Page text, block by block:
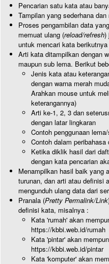
Pencarian satu kata atau
Tampilan yang sederhana
Proses pengambilan data
memuat ulang (reload/refresh)
untuk mencari kata berikutnya
Arti kata ditampilkan dengan
maupun sub lema. Berikut
Jenis kata atau
dengan warna merah
Arahkan mouse untuk
keterangannya)
Arti ke-1, 2, 3 dan
dengan latar lingkaran
Contoh penggunaan
Contoh dalam
Ketika diklik hasil dari
dengan kata pencarian
Menampilkan hasil baik yang
turunan, dan arti atau definisi
mengunduh ulang data dari
Pranala (Pretty Permalink/Link
definisi kata, misalnya :
Kata 'rumah' akan
https://kbbi.web.id/rumah
Kata 'pintar' akan
https://kbbi.web.id/pintar
Kata 'komputer' akan